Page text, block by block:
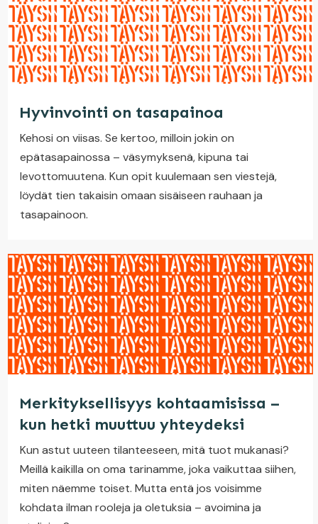
Hyvinvointi on tasapainoa
Kehosi on viisas. Se kertoo, milloin jokin on
epätasapainossa – väsymyksenä, kipuna tai
levottomuutena. Kun opit kuulemaan sen viestejä,
löydät tien takaisin omaan sisäiseen rauhaan ja
tasapainoon.
Merkityksellisyys kohtaamisissa –
kun hetki muuttuu yhteydeksi
Kun astut uuteen tilanteeseen, mitä tuot mukanasi?
Meillä kaikilla on oma tarinamme, joka vaikuttaa siihen,
miten näemme toiset. Mutta entä jos voisimme
kohdata ilman rooleja ja oletuksia – avoimina ja